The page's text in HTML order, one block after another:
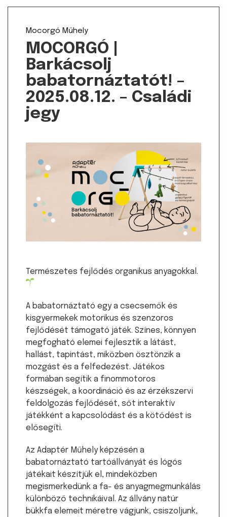
Mocorgó Műhely
MOCORGÓ |
Barkácsolj
babatornáztatót! –
2025.08.12. – Családi
jegy
Természetes fejlődés organikus anyagokkal.
A babatornáztató egy a csecsemők és
kisgyermekek motorikus és szenzoros
fejlődését támogató játék. Színes, könnyen
megfogható elemei fejlesztik a látást,
hallást, tapintást, miközben ösztönzik a
mozgást és a felfedezést. Játékos
formában segítik a finommotoros
készségek, a koordináció és az érzékszervi
feldolgozás fejlődését, sőt interaktív
játékként a kapcsolódást és a kötődést is
elősegíti.
Az Adaptér Műhely képzésén a
babatornáztató tartóállványát és lógós
játékait készítjük el, mindeközben
megismerkedünk a fa- és anyagmegmunkálás
különböző technikáival. Az állvány natúr
bükkfa elemeit méretre vágjunk, csiszoljunk,